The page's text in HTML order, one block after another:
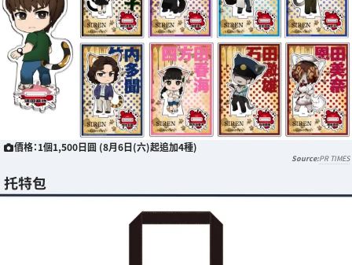
價格：1個1,500日圓 (8月6日(六)起追加4種)
PR TIMES
托特包